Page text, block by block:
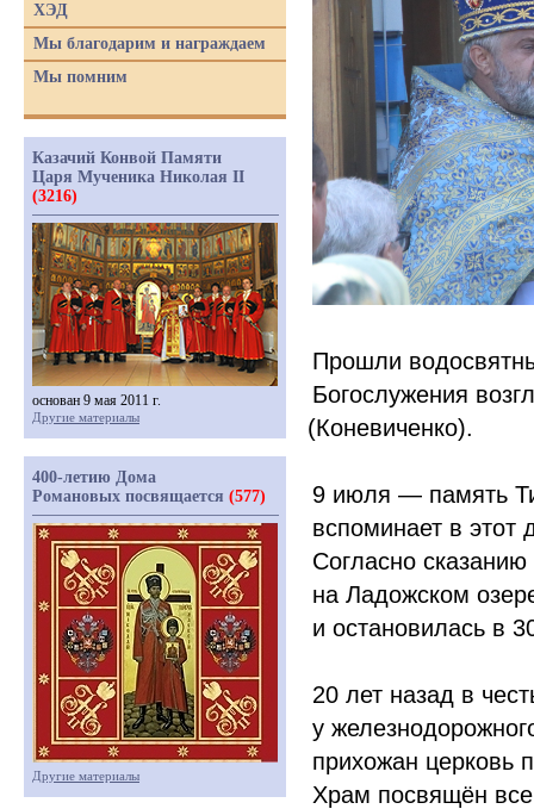
Прошли
Богослужения
(Коневиченко).
9 июля — память
вспоминает в этот
Согласно
на Ладожском
и остановилась в
20 лет назад в
у
прихожан церковь
Храм посвящён
ХЭД
Мы благодарим и награждаем
Мы помним
Казачий Конвой Памяти
Царя Мученика Николая II
(3216)
основан 9 мая 2011 г.
Другие материалы
400-летию Дома
Романовых посвящается (577)
Другие материалы